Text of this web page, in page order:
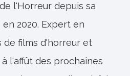
l'Horreur depuis sa
2020. Expert en
de films d'horreur et
l'affût des prochaines